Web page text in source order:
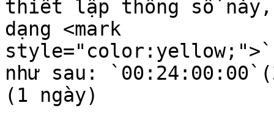
thiết lập thông số
dạng <mark
như sau:
(1 ngày)